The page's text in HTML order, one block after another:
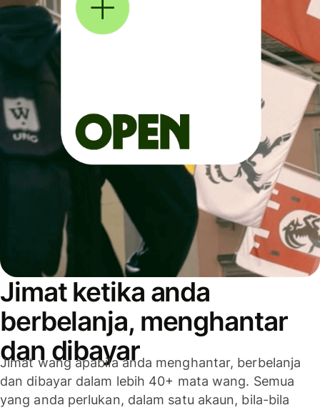
Jimat ketika anda
berbelanja, menghantar
dan dibayar
Jimat wang apabila anda menghantar, berbelanja
dan dibayar dalam lebih 40+ mata wang. Semua
yang anda perlukan, dalam satu akaun, bila-bila